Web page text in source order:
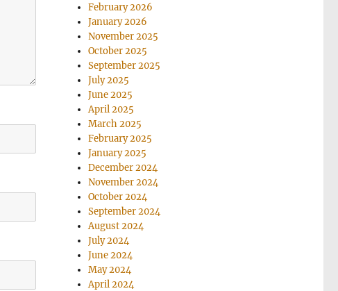
February 2026
January 2026
November 2025
October 2025
September 2025
July 2025
June 2025
April 2025
March 2025
February 2025
January 2025
December 2024
November 2024
October 2024
September 2024
August 2024
July 2024
June 2024
May 2024
April 2024